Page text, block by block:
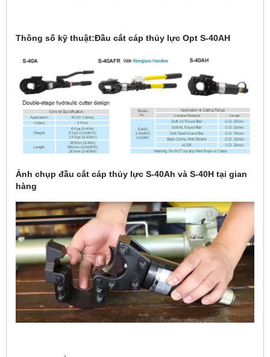
Thông số kỹ thuật:Đầu cắt cáp thủy lực Opt S-40AH
Ảnh chụp đầu cắt cáp thủy lực S-40Ah và S-40H tại gian
hàng